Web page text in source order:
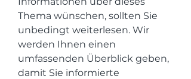
Thema wünschen, sollten Sie
unbedingt weiterlesen. Wir
werden Ihnen einen
umfassenden Überblick geben,
damit Sie informierte